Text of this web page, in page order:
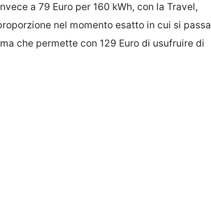
a 79 Euro per 160 kWh, con la Travel,
nel momento esatto in cui si passa
che permette con 129 Euro di usufruire di